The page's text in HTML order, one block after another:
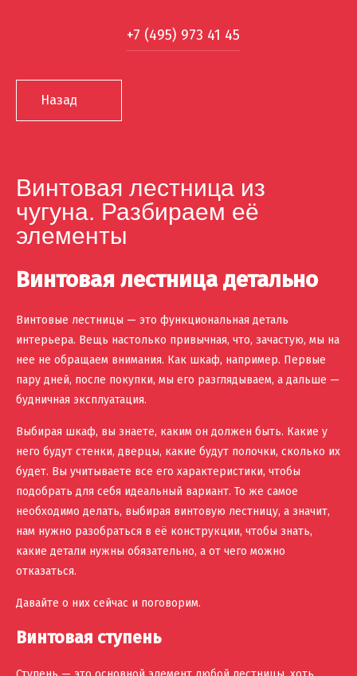
+7 (495) 973 41 45
Назад
Винтовая лестница из
чугуна. Разбираем её
элементы
Винтовая лестница детально
Винтовые лестницы — это функциональная деталь
интерьера. Вещь настолько привычная, что, зачастую, мы на
нее не обращаем внимания. Как шкаф, например. Первые
пару дней, после покупки, мы его разглядываем, а дальше —
будничная эксплуатация.
Выбирая шкаф, вы знаете, каким он должен быть. Какие у
него будут стенки, дверцы, какие будут полочки, сколько их
будет. Вы учитываете все его характеристики, чтобы
подобрать для себя идеальный вариант. То же самое
необходимо делать, выбирая винтовую лестницу, а значит,
нам нужно разобраться в её конструкции, чтобы знать,
какие детали нужны обязательно, а от чего можно
отказаться.
Давайте о них сейчас и поговорим.
Винтовая ступень